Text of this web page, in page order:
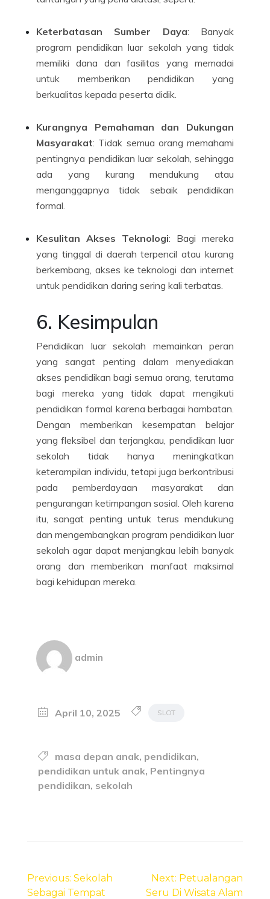
Keterbatasan Sumber Daya: Banyak
program pendidikan luar sekolah yang tidak
memiliki dana dan fasilitas yang memadai
untuk memberikan pendidikan yang
berkualitas kepada peserta didik.
Kurangnya Pemahaman dan Dukungan
Masyarakat: Tidak semua orang memahami
pentingnya pendidikan luar sekolah, sehingga
ada yang kurang mendukung atau
menganggapnya tidak sebaik pendidikan
formal.
Kesulitan Akses Teknologi: Bagi mereka
yang tinggal di daerah terpencil atau kurang
berkembang, akses ke teknologi dan internet
untuk pendidikan daring sering kali terbatas.
6. Kesimpulan
Pendidikan luar sekolah memainkan peran
yang sangat penting dalam menyediakan
akses pendidikan bagi semua orang, terutama
bagi mereka yang tidak dapat mengikuti
pendidikan formal karena berbagai hambatan.
Dengan memberikan kesempatan belajar
yang fleksibel dan terjangkau, pendidikan luar
sekolah tidak hanya meningkatkan
keterampilan individu, tetapi juga berkontribusi
pada pemberdayaan masyarakat dan
pengurangan ketimpangan sosial. Oleh karena
itu, sangat penting untuk terus mendukung
dan mengembangkan program pendidikan luar
sekolah agar dapat menjangkau lebih banyak
orang dan memberikan manfaat maksimal
bagi kehidupan mereka.
admin
April 10, 2025 SLOT
masa depan anak, pendidikan,
pendidikan untuk anak, Pentingnya
pendidikan, sekolah
navigation
Previous: Sekolah
Sebagai Tempat
Next: Petualangan
Seru Di Wisata Alam